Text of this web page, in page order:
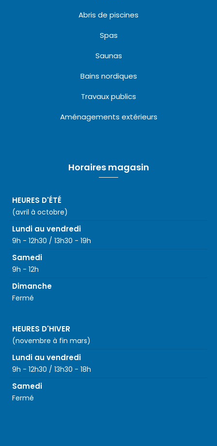
Abris de piscines
Spas
Saunas
Bains nordiques
Travaux publics
Aménagements extérieurs
Horaires magasin
HEURES D'ÉTÉ
(avril à octobre)
Lundi au vendredi
9h - 12h30 / 13h30 - 19h
Samedi
9h - 12h
Dimanche
Fermé
HEURES D'HIVER
(novembre à fin mars)
Lundi au vendredi
9h - 12h30 / 13h30 - 18h
Samedi
Fermé